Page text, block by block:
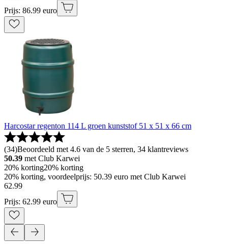
Prijs: 86.99 euro
Harcostar regenton 114 L groen kunststof 51 x 51 x 66 cm
(34)Beoordeeld met 4.6 van de 5 sterren, 34 klantreviews
50.39 met Club Karwei
20% korting20% korting
20% korting, voordeelprijs: 50.39 euro met Club Karwei
62.99
Prijs: 62.99 euro